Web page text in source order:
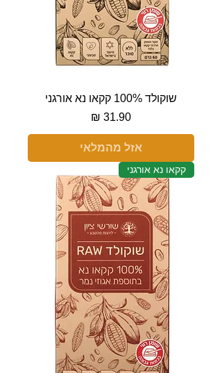
שוקולד 100% קקאו נא אורגני
מחיר
אזל מהמלאי
קקאו נא אורגני